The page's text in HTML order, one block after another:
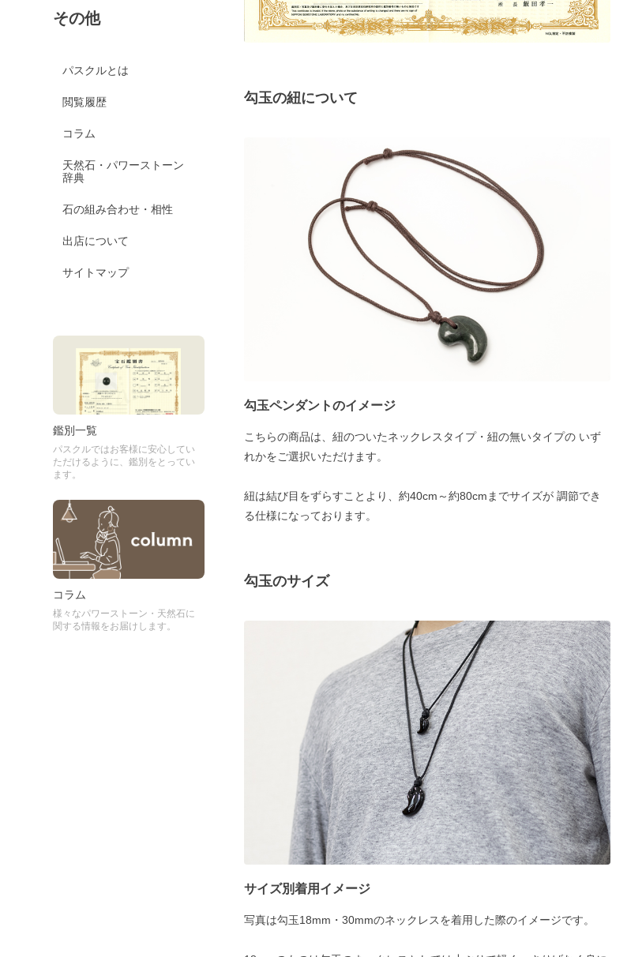
その他
パスクルとは
閲覧履歴
コラム
天然石・パワーストーン
辞典
石の組み合わせ・相性
出店について
サイトマップ
鑑別一覧
パスクルではお客様に安心してい
ただけるように、鑑別をとってい
ます。
コラム
様々なパワーストーン・天然石に
関する情報をお届けします。
勾玉の紐について
勾玉ペンダントのイメージ
こちらの商品は、紐のついたネックレスタイプ・紐の無いタイプの いず
れかをご選択いただけます。
紐は結び目をずらすことより、約40cm～約80cmまでサイズが 調節でき
る仕様になっております。
勾玉のサイズ
サイズ別着用イメージ
写真は勾玉18mm・30mmのネックレスを着用した際のイメージです。